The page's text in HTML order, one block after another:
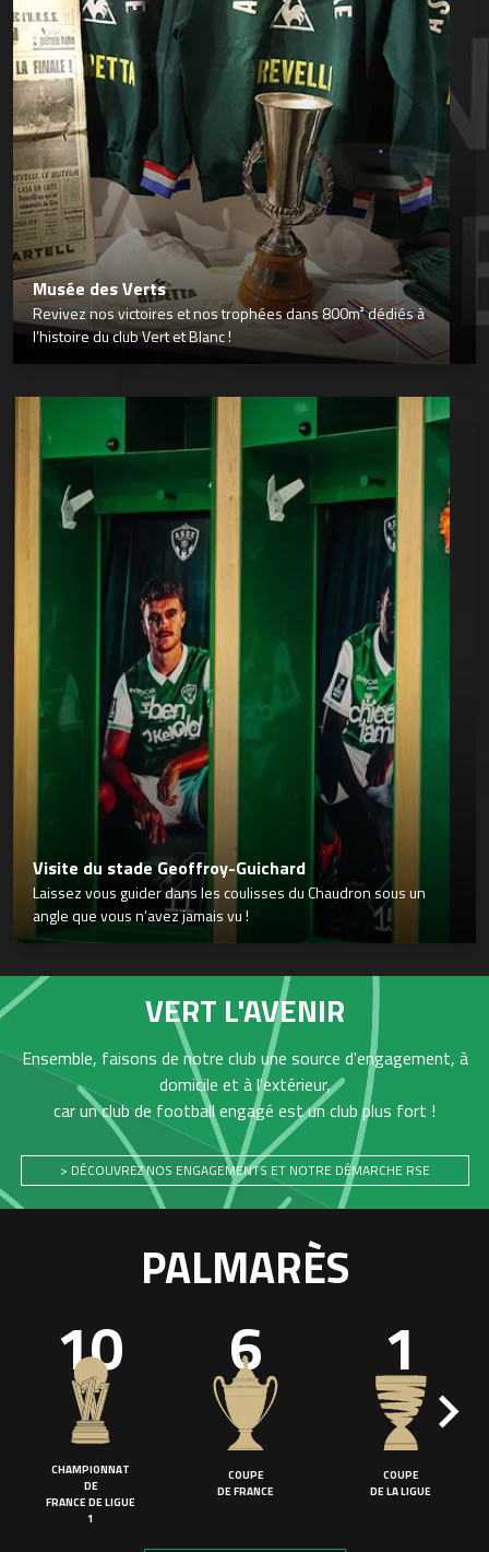
Musée des Verts
Revivez nos victoires et nos trophées dans 800m² dédiés à
l’histoire du club Vert et Blanc !
Visite du stade Geoffroy-Guichard
Laissez vous guider dans les coulisses du Chaudron sous un
angle que vous n’avez jamais vu !
VERT L'AVENIR
Ensemble, faisons de notre club une source d'engagement, à
domicile et à l'extérieur,
car un club de football engagé est un club plus fort !
> DÉCOUVREZ NOS ENGAGEMENTS ET NOTRE DÉMARCHE RSE
PALMARÈS
10
CHAMPIONNAT
DE
FRANCE DE LIGUE
1
6
COUPE
DE FRANCE
1
COUPE
DE LA LIGUE